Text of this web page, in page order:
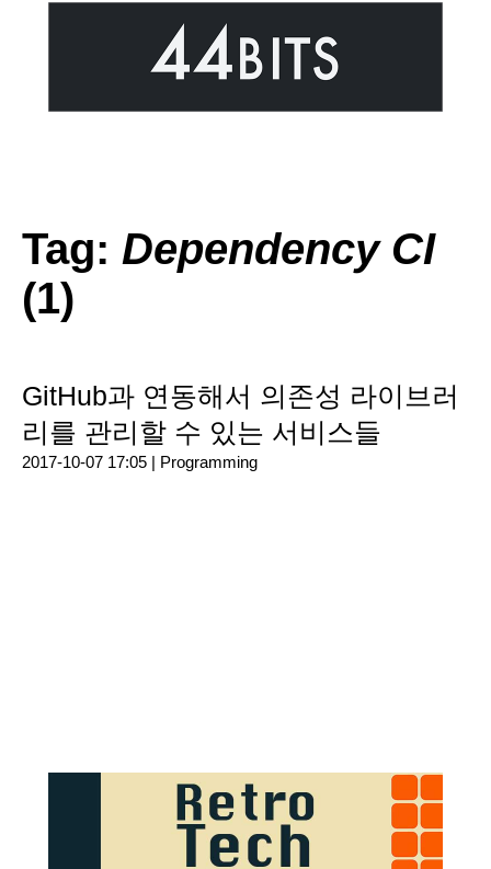
Tag: Dependency CI
(1)
GitHub과 연동해서 의존성 라이브러
리를 관리할 수 있는 서비스들
2017-10-07 17:05 | Programming